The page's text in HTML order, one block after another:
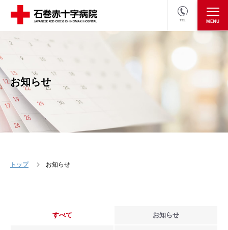
TEL
医療関係者の方
お知らせ
トップ お知らせ
すべて お知らせ